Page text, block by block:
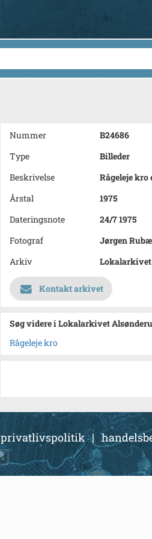
Nummer
B24686
Type
Billeder
Beskrivelse
Rågeleje kro
Årstal
1975
Dateringsnote
24/7 1975
Fotograf
Jørgen
Arkiv
Kontakt arkivet
Søg videre i Lokalarkivet
Rågeleje kro
privatlivspolitik|